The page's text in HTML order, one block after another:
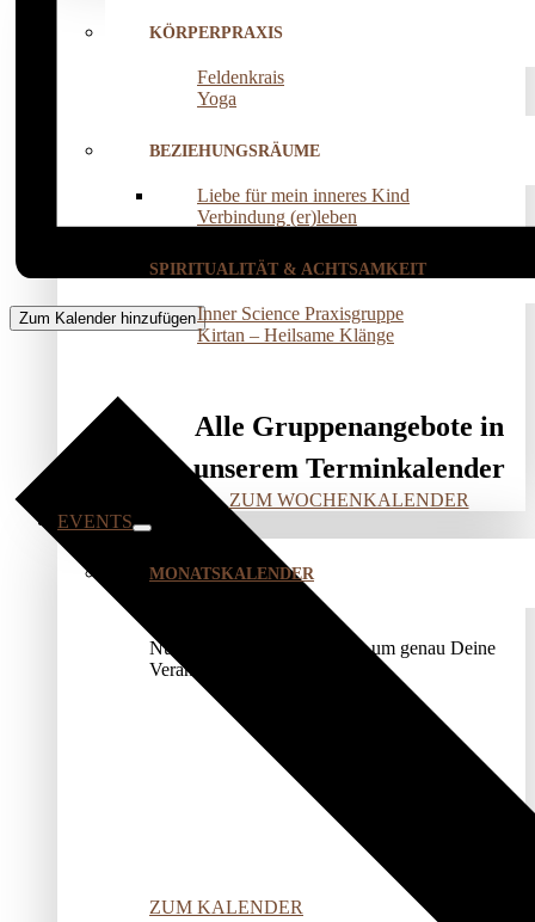
KÖRPERPRAXIS
Feldenkrais
Yoga
BEZIEHUNGSRÄUME
Liebe für mein inneres Kind
Verbindung (er)leben
SPIRITUALITÄT & ACHTSAMKEIT
Inner Science Praxisgruppe
Kirtan – Heilsame Klänge
Alle Gruppenangebote in
unserem Terminkalender
ZUM WOCHENKALENDER
EVENTS
MONATSKALENDER
Nutze unser Kalendermodul, um genau Deine
Veranstaltung zu finden.
ZUM KALENDER
Zum Kalender hinzufügen